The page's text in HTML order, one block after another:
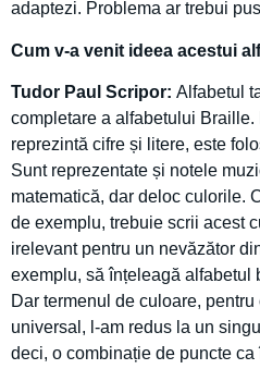
adaptezi. Problema ar trebui
Cum v-a venit ideea acestui
Tudor Paul Scripor: Alfabetul
completare a alfabetului
reprezintă cifre și litere, este
Sunt reprezentate și notele
matematică, dar deloc culorile.
de exemplu, trebuie scrii acest
irelevant pentru un nevăzător
exemplu, să înțeleagă alfabetul
Dar termenul de culoare,
universal, l-am redus la un
deci, o combinație de puncte